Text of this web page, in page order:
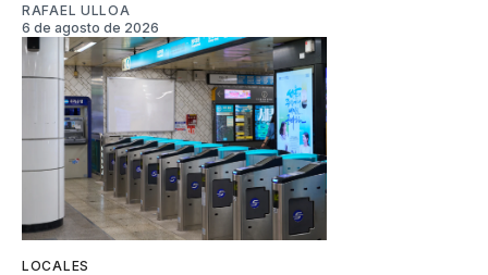
RAFAEL ULLOA
6 de agosto de 2026
LOCALES